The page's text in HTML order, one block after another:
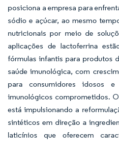
posiciona a empresa para
sódio e açúcar, ao mesmo
nutricionais por meio de
aplicações de lactoferrina
fórmulas infantis para produtos
saúde imunológica, com
para consumidores idosos
imunológicos comprometidos.
está impulsionando a
sintéticos em direção a
laticínios que oferecem